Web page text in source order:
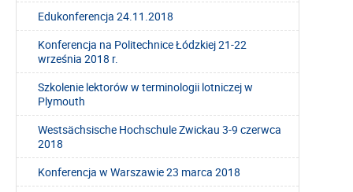
Edukonferencja 24.11.2018
Konferencja na Politechnice Łódzkiej 21-22
września 2018 r.
Szkolenie lektorów w terminologii lotniczej w
Plymouth
Westsächsische Hochschule Zwickau 3-9 czerwca
2018
Konferencja w Warszawie 23 marca 2018